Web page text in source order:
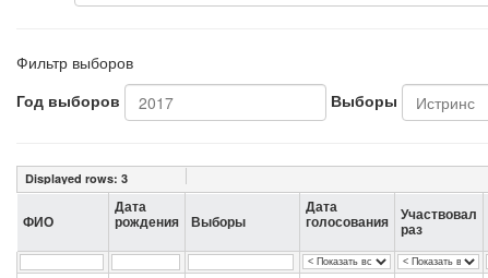
Фильтр выборов
Год выборов
Выборы
Displayed rows: 3
ФИО
Дата
рождения
Выборы
Дата
голосования
Участвовал
раз